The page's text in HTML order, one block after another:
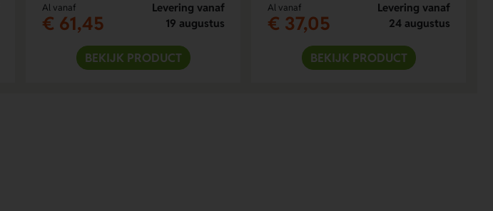
Al vanaf
€ 61,45
Levering vanaf
19 augustus
BEKIJK PRODUCT
Al vanaf
€ 37,05
Levering vanaf
24 augustus
BEKIJK PRODUCT